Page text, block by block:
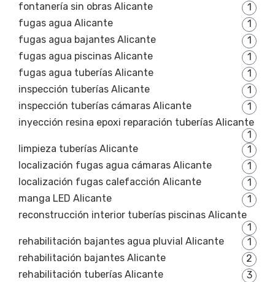
fontanería sin obras Alicante
1
fugas agua Alicante
1
fugas agua bajantes Alicante
1
fugas agua piscinas Alicante
1
fugas agua tuberías Alicante
1
inspección tuberías Alicante
1
inspección tuberías cámaras Alicante
1
inyección resina epoxi reparación tuberías Alicante
1
limpieza tuberías Alicante
1
localización fugas agua cámaras Alicante
1
localización fugas calefacción Alicante
1
manga LED Alicante
1
reconstrucción interior tuberías piscinas Alicante
1
rehabilitación bajantes agua pluvial Alicante
1
rehabilitación bajantes Alicante
2
rehabilitación tuberías Alicante
3